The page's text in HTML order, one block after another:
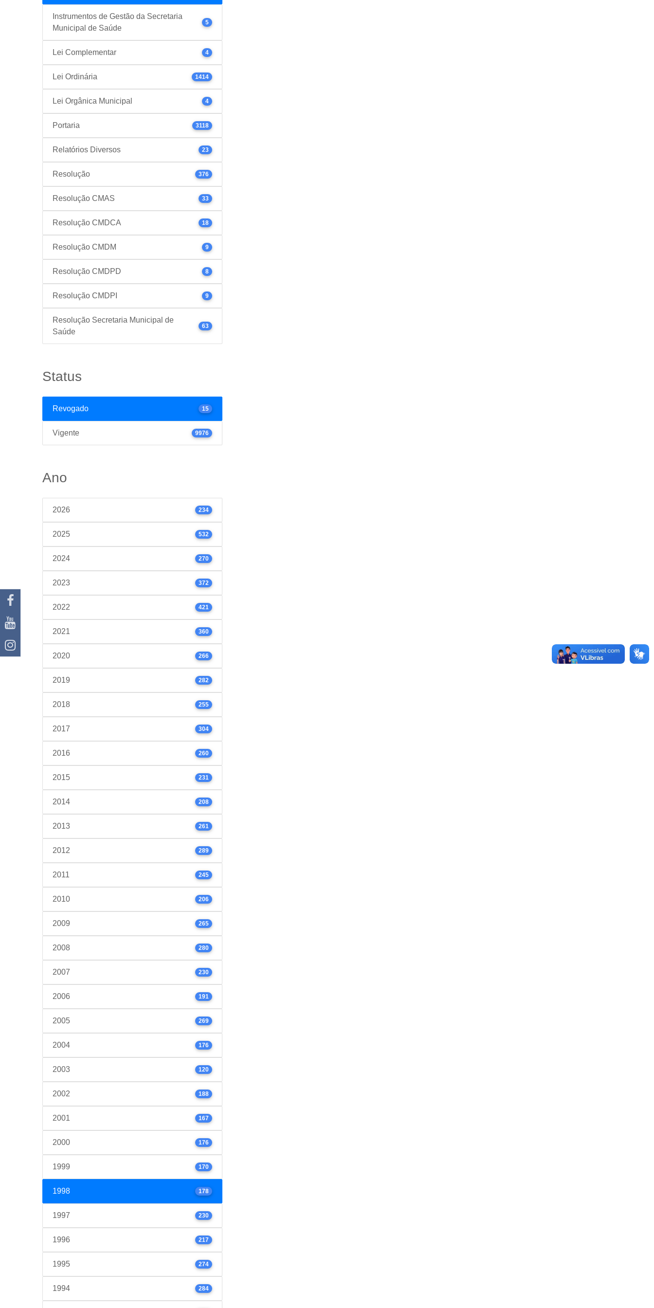
Instrumentos de Gestão da Secretaria
Municipal de Saúde
5
Lei Complementar 4
Lei Ordinária 1414
Lei Orgânica Municipal 4
Portaria 3118
Relatórios Diversos 23
Resolução 376
Resolução CMAS 33
Resolução CMDCA 18
Resolução CMDM 9
Resolução CMDPD 8
Resolução CMDPI 9
Resolução Secretaria Municipal de
Saúde
63
Status
Revogado 15
Vigente 9976
Ano
2026 234
2025 532
2024 270
2023 372
2022 421
2021 360
2020 266
2019 282
2018 255
2017 304
2016 260
2015 231
2014 208
2013 261
2012 289
2011 245
2010 206
2009 265
2008 280
2007 230
2006 191
2005 269
2004 176
2003 120
2002 188
2001 167
2000 176
1999 170
1998 178
1997 230
1996 217
1995 274
1994 284